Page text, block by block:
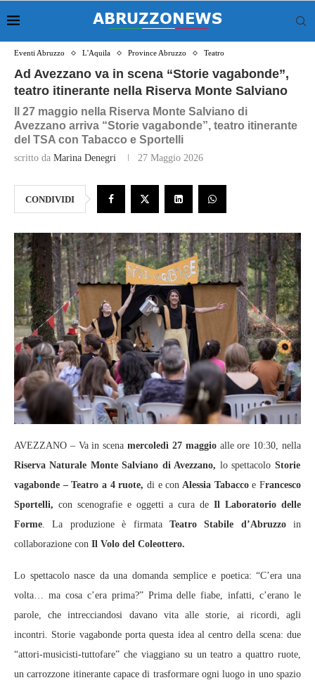
Eventi Abruzzo L'Aquila Province Abruzzo Teatro
Ad Avezzano va in scena “Storie vagabonde”,
teatro itinerante nella Riserva Monte Salviano
Il 27 maggio nella Riserva Monte Salviano di
Avezzano arriva “Storie vagabonde”, teatro itinerante
del TSA con Tabacco e Sportelli
scritto da Marina Denegri 27 Maggio 2026
CONDIVIDI
AVEZZANO – Va in scenamercoledì 27 maggioalle ore 10:30, nella
Riserva Naturale Monte Salviano di Avezzano, lo spettacolo Storie
vagabonde – Teatro a 4 ruote, di e con Alessia Tabaccoe Francesco
Sportelli, con scenografie e oggetti a cura de Il Laboratorio delle
Forme . La produzione è firmata Teatro Stabile d’Abruzzoin
collaborazione con Il Volo del Coleottero.
Lo spettacolo nasce da una domanda semplice e poetica: “C’era una
volta… ma cosa c’era prima?” Prima delle fiabe, infatti, c’erano le
parole, che intrecciandosi davano vita alle storie, ai ricordi, agli
incontri. Storie vagabonde porta questa idea al centro della scena: due
“attori‑musicisti‑tuttofare” che viaggiano su un teatro a quattro ruote,
un carrozzone itinerante capace di trasformare ogni luogo in uno spazio